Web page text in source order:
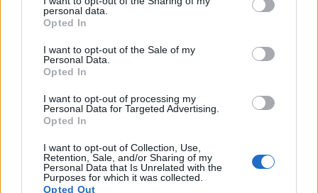
personal data.
Opted In
I want to opt-out of the Sale of my
Personal Data.
Opted In
I want to opt-out of processing my
Personal Data for Targeted Advertising.
Opted In
I want to opt-out of Collection, Use,
Retention, Sale, and/or Sharing of my
Personal Data that Is Unrelated with the
Purposes for which it was collected.
Opted Out
Ställ ugnen på 225 grader.
Nyp ihop pajdegen och kavla ut i pajformen, nagga med
och fräs finhackad lök och vitlök glasigt i smöret. Pudra
ner timjanen och vänd om , rör ner färsen och fräs tills
den är klar, vänd ner fond och chilisås ( Mer eller mindre